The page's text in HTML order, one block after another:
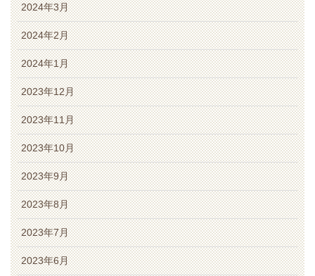
2024年3月
2024年2月
2024年1月
2023年12月
2023年11月
2023年10月
2023年9月
2023年8月
2023年7月
2023年6月